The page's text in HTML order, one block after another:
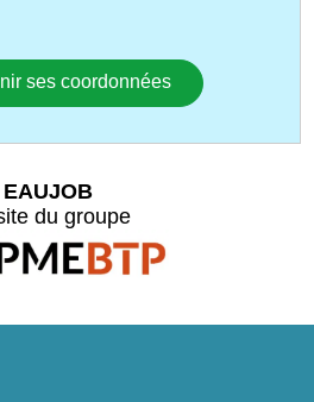
ses coordonnées
EAUJOB
du groupe